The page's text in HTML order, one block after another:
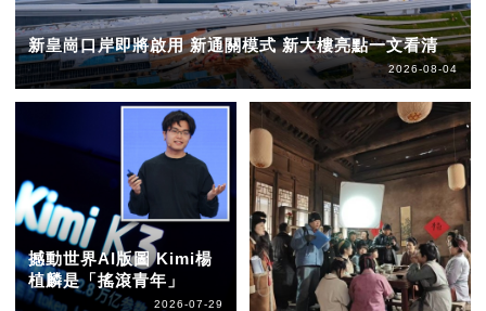
新皇崗口岸即將啟用 新通關模式 新大樓亮點一文看清
2026-08-04
撼動世界AI版圖 Kimi楊
植麟是「搖滾青年」
2026-07-29